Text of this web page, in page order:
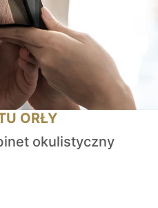
ORŁY
okulistyczny